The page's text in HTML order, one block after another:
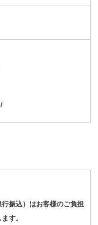
振込）はお客様のご負担
す。